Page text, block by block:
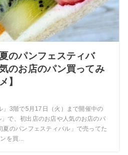
のパンフェスティバ
のお店のパン買ってみ
】
」3階で5月17日（火）まで開催中の
」で、初出店のお店や人気のお店のパ
夏のパンフェスティバル」で売ってた
を買...